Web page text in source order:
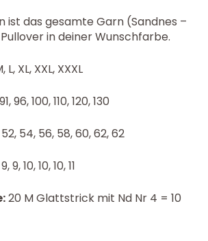
ist das gesamte Garn (Sandnes –
in deiner Wunschfarbe.
L, XL, XXL, XXXL
96, 100, 110, 120, 130
52, 54, 56, 58, 60, 62, 62
9, 10, 10, 10, 11
20 M Glattstrick mit Nd Nr 4 = 10